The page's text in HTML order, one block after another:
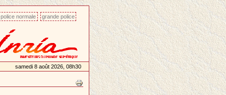
police normale grande police
samedi 8 août 2026, 08h30